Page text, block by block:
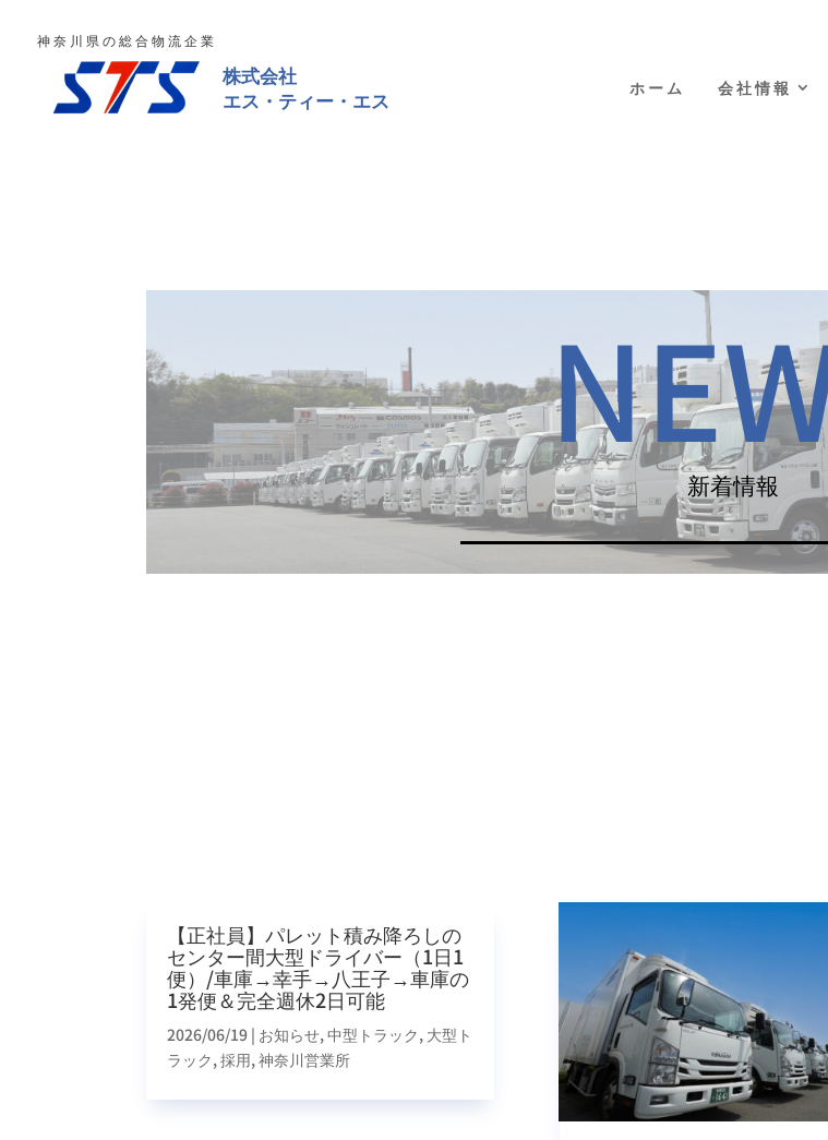
神奈川県の総合物流企業
ホーム 会社情報
新着情報
【正社員】パレット積み降ろしの
センター間大型ドライバー（1日1
便）/車庫→幸手→八王子→車庫の
1発便＆完全週休2日可能
2026/06/19 | お知らせ,中型トラック, 大型ト
ラック,採用,神奈川営業所